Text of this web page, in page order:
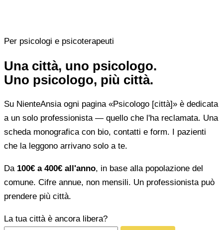
Per psicologi e psicoterapeuti
Una città, uno psicologo.
Uno psicologo, più città.
Su NienteAnsia ogni pagina «Psicologo [città]» è dedicata
a un solo professionista — quello che l'ha reclamata. Una
scheda monografica con bio, contatti e form. I pazienti
che la leggono arrivano solo a te.
Da 100€ a 400€ all'anno, in base alla popolazione del
comune. Cifre annue, non mensili. Un professionista può
prendere più città.
La tua città è ancora libera?